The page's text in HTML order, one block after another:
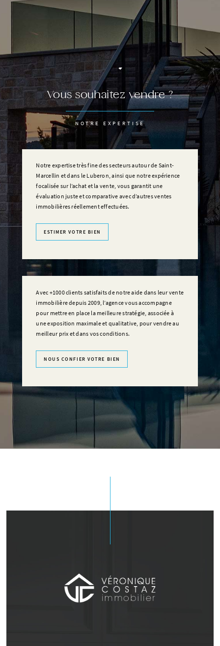
Vous souhaitez vendre ?
NOTRE EXPERTISE
Notre expertise très fine des secteurs autour de Saint-
Marcellin et dans le Luberon, ainsi que notre expérience
focalisée sur l’achat et la vente, vous garantit une
évaluation juste et comparative avec d’autres ventes
immobilières réellement effectuées.
ESTIMER VOTRE BIEN
Avec +1000 clients satisfaits de notre aide dans leur vente
immobilière depuis 2009, l’agence vous accompagne
pour mettre en place la meilleure stratégie, associée à
une exposition maximale et qualitative, pour vendre au
meilleur prix et dans vos conditions.
NOUS CONFIER VOTRE BIEN